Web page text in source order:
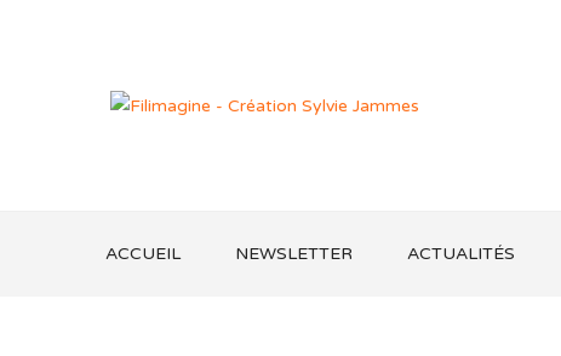
ACCUEIL NEWSLETTER ACTUALITÉS